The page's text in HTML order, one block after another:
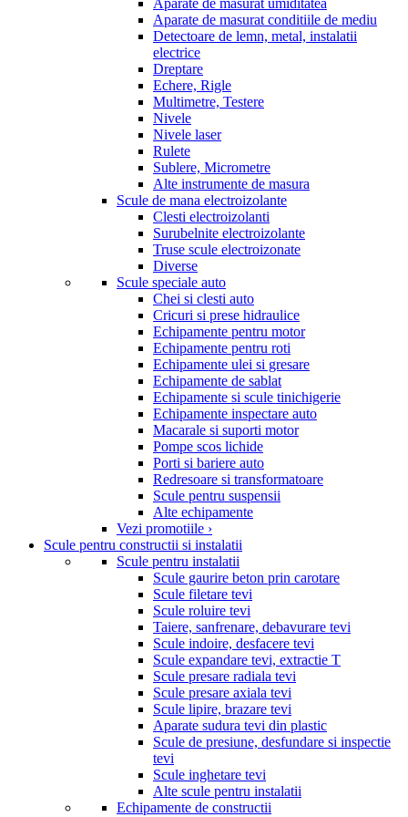
Aparate de masurat umiditatea
Aparate de masurat conditiile de mediu
Detectoare de lemn, metal, instalatii
electrice
Dreptare
Echere, Rigle
Multimetre, Testere
Nivele
Nivele laser
Rulete
Sublere, Micrometre
Alte instrumente de masura
Scule de mana electroizolante
Clesti electroizolanti
Surubelnite electroizolante
Truse scule electroizonate
Diverse
Scule speciale auto
Chei si clesti auto
Cricuri si prese hidraulice
Echipamente pentru motor
Echipamente pentru roti
Echipamente ulei si gresare
Echipamente de sablat
Echipamente si scule tinichigerie
Echipamente inspectare auto
Macarale si suporti motor
Pompe scos lichide
Porti si bariere auto
Redresoare si transformatoare
Scule pentru suspensii
Alte echipamente
Vezi promotiile ›
Scule pentru constructii si instalatii
Scule pentru instalatii
Scule gaurire beton prin carotare
Scule filetare tevi
Scule roluire tevi
Taiere, sanfrenare, debavurare tevi
Scule indoire, desfacere tevi
Scule expandare tevi, extractie T
Scule presare radiala tevi
Scule presare axiala tevi
Scule lipire, brazare tevi
Aparate sudura tevi din plastic
Scule de presiune, desfundare si inspectie
tevi
Scule inghetare tevi
Alte scule pentru instalatii
Echipamente de constructii